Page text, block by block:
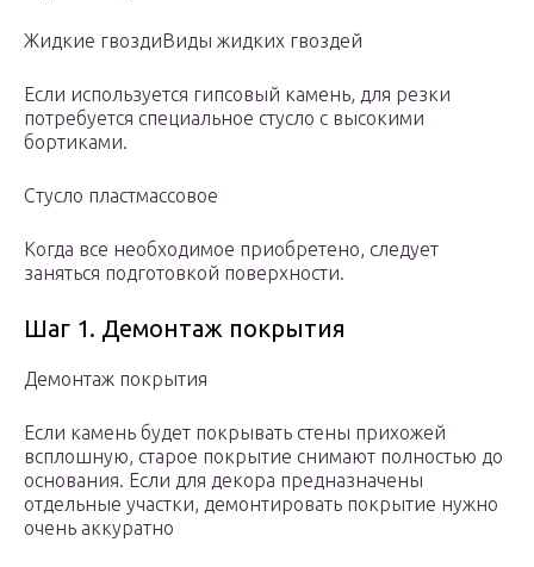
Жидкие гвоздиВиды жидких гвоздей
Если используется гипсовый камень, для резки
потребуется специальное стусло с высокими
бортиками.
Стусло пластмассовое
Когда все необходимое приобретено, следует
заняться подготовкой поверхности.
Шаг 1. Демонтаж покрытия
Демонтаж покрытия
Если камень будет покрывать стены прихожей
всплошную, старое покрытие снимают полностью до
основания. Если для декора предназначены
отдельные участки, демонтировать покрытие нужно
очень аккуратно